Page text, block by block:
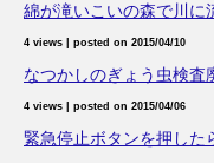
綿が滝いこいの森で川に
4 views posted on 2015/04/10
なつかしのぎょう虫検査
4 views posted on 2015/04/06
緊急停止ボタンを押した